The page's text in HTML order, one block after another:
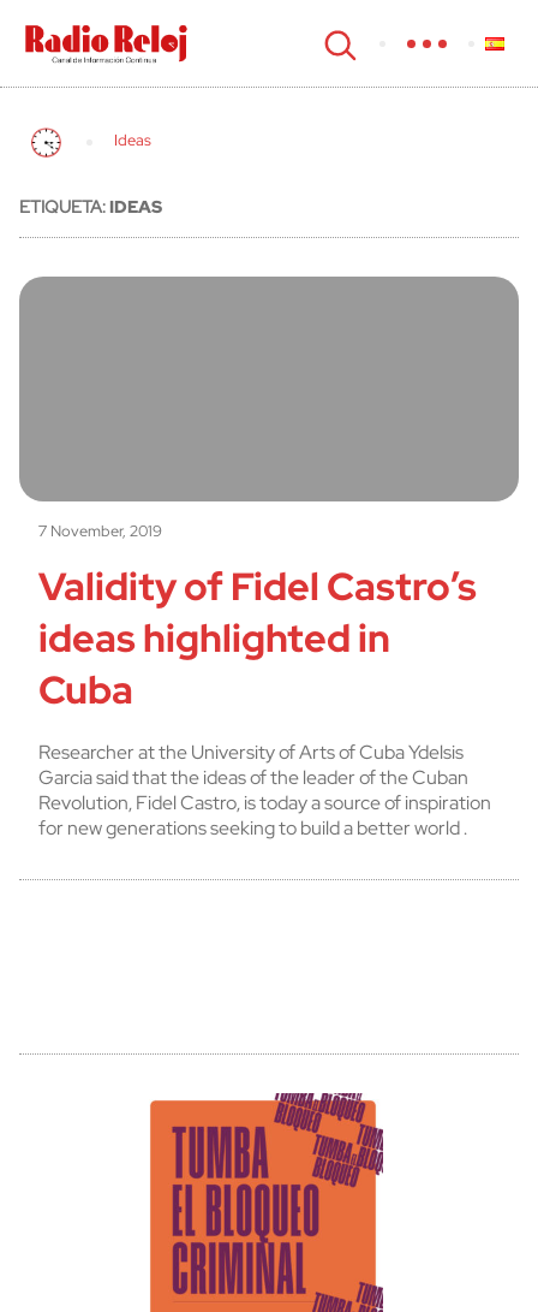
cerrar
Ideas
ETIQUETA:IDEAS
7 November, 2019
Validity of Fidel Castro’s
ideas highlighted in
Cuba
Researcher at the University of Arts of Cuba Ydelsis
Garcia said that the ideas of the leader of the Cuban
Revolution, Fidel Castro, is today a source of inspiration
for new generations seeking to build a better world .